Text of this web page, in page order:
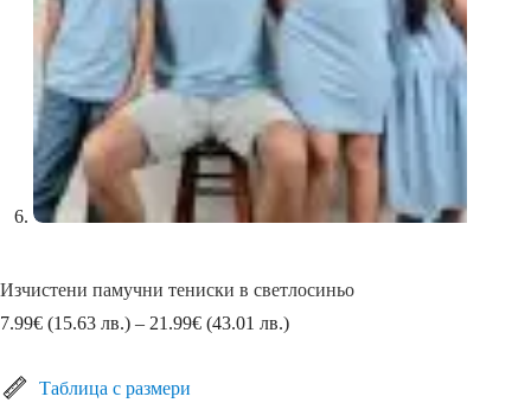
Изчистени памучни тениски в светлосиньо
7.99€ (15.63 лв.) – 21.99€ (43.01 лв.)Price
Таблица с размери